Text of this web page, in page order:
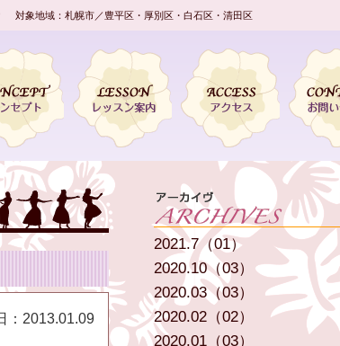
対象地域：札幌市／豊平区・厚別区・白石区・清田区
： 2013.01.09
2021.7（01）
2020.10（03）
2020.03（03）
2020.02（02）
2020.01（03）